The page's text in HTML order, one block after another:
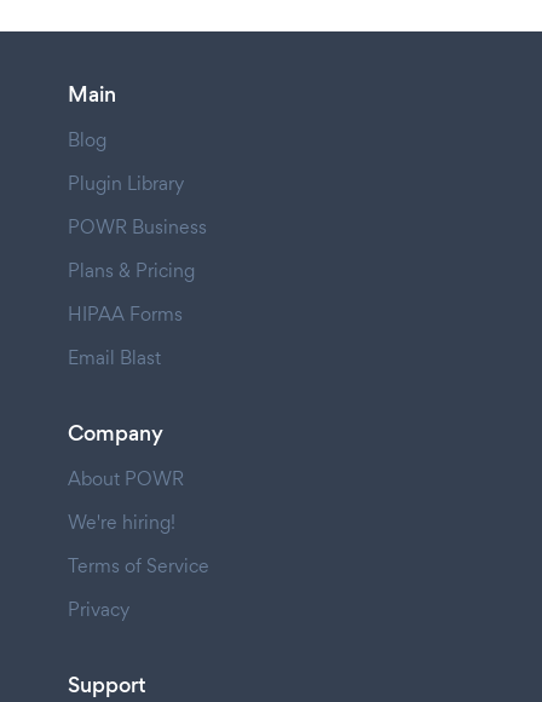
Main
Blog
Plugin Library
POWR Business
Plans & Pricing
HIPAA Forms
Email Blast
Company
About POWR
We're hiring!
Terms of Service
Privacy
Support